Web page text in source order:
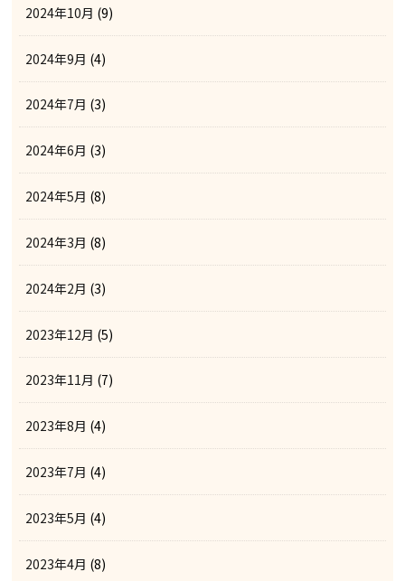
2024年10月 (9)
2024年9月 (4)
2024年7月 (3)
2024年6月 (3)
2024年5月 (8)
2024年3月 (8)
2024年2月 (3)
2023年12月 (5)
2023年11月 (7)
2023年8月 (4)
2023年7月 (4)
2023年5月 (4)
2023年4月 (8)